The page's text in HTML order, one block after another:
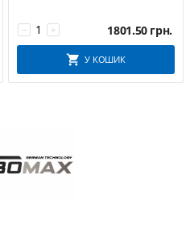
+
− 1801.50 грн.
У КОШИК